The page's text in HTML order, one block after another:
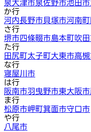
泉大津市泉佐野市池田市
か行
河内長野市貝塚市河南町
さ行
堺市四條畷市島本町吹
た行
田尻町太子町大東市高
な行
寝屋川市
は行
阪南市羽曳野市東大阪市
ま行
松原市岬町箕面市守口市
や行
八尾市